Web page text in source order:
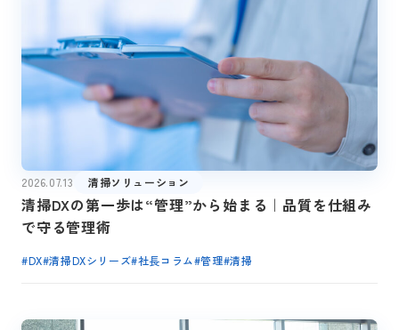
2026.07.13 清掃ソリューション
清掃DXの第一歩は“管理”から始まる｜品質を仕組み
で守る管理術
#DX#清掃DXシリーズ#社長コラム#管理#清掃